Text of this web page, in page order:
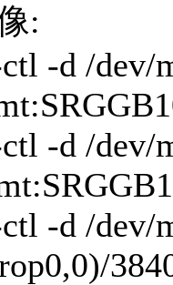
:
-d /
-d /
-d /
0,0)/